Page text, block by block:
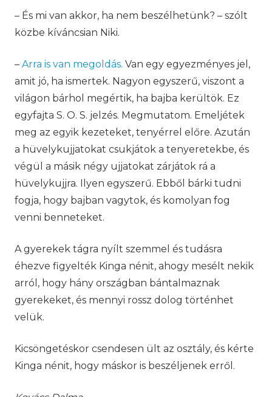
– És mi van akkor, ha nem beszélhetünk? – szólt
közbe kíváncsian Niki.
– Arra is van megoldás. Van egy egyezményes jel,
amit jó, ha ismertek. Nagyon egyszerű, viszont a
világon bárhol megértik, ha bajba kerültök. Ez
egyfajta S. O. S. jelzés. Megmutatom. Emeljétek
meg az egyik kezeteket, tenyérrel előre. Azután
a hüvelykujjatokat csukjátok a tenyeretekbe, és
végül a másik négy ujjatokat zárjátok rá a
hüvelykujjra. Ilyen egyszerű. Ebből bárki tudni
fogja, hogy bajban vagytok, és komolyan fog
venni benneteket.
A gyerekek tágra nyílt szemmel és tudásra
éhezve figyelték Kinga nénit, ahogy mesélt nekik
arról, hogy hány országban bántalmaznak
gyerekeket, és mennyi rossz dolog történhet
velük.
Kicsöngetéskor csendesen ült az osztály, és kérte
Kinga nénit, hogy máskor is beszéljenek erről.